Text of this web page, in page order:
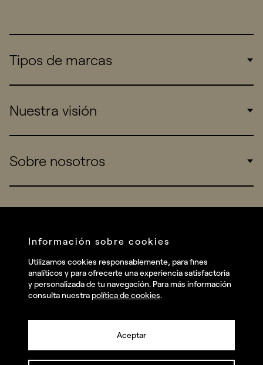
Tipos de marcas
Consumers
Startups
Nuestra visión
Work
Sobre nosotros
Talent
Contact
Instagram
Facebook
Información sobre cookies
Utilizamos cookies responsablemente, para fines
analíticos y para ofrecerte una experiencia satisfactoria
y personalizada de tu navegación. Para más información
consulta nuestra política de cookies.
Aceptar